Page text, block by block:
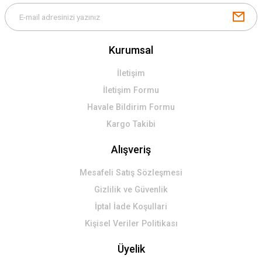
Kurumsal
İletişim
İletişim Formu
Havale Bildirim Formu
Kargo Takibi
Alışveriş
Mesafeli Satış Sözleşmesi
Gizlilik ve Güvenlik
İptal İade Koşullari
Kişisel Veriler Politikası
Üyelik